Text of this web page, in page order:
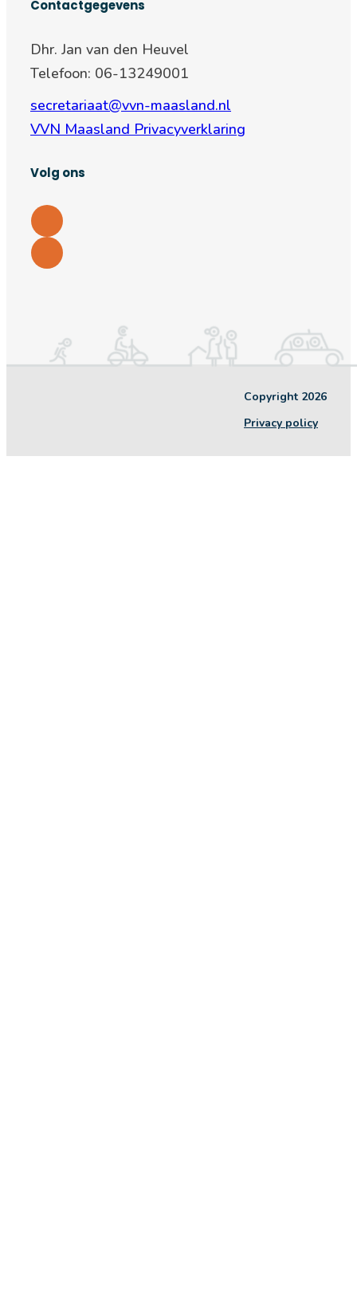
Contactgegevens
Dhr. Jan van den Heuvel
Telefoon: 06-13249001
secretariaat@vvn-maasland.nl
VVN Maasland Privacyverklaring
Volg ons
Copyright 2026
Privacy policy